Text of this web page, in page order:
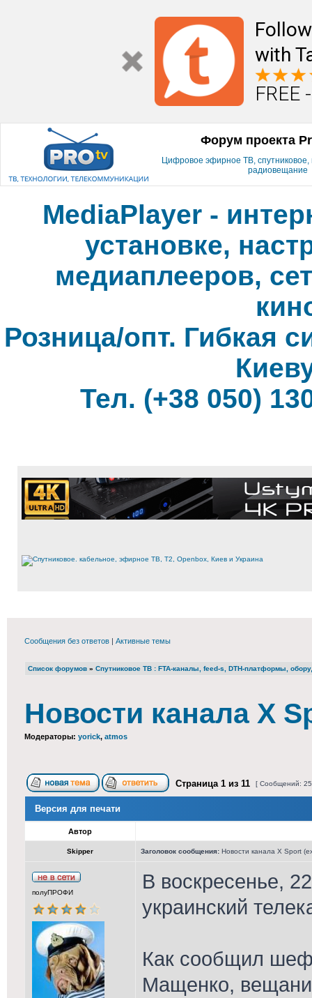
with
FREE
Форум проекта
Цифровое эфирное ТВ, спутниковое,
радиовещание
MediaPlayer -
установке,
медиаплееров,
Розница/опт. Гибкая
Тел. (+38 050)
Сообщения без ответов | Активные темы
Список форумов » Cпутниковое ТВ : FTA-каналы, feed-s, DTH-платформы,
Новости канала X
Модераторы: yorick, atmos
Страница 1 из 11 [ Сообщений:
Версия для печати
Автор
Skipper Заголовок сообщения: Новости канала X Sport
полуПРОФИ
В воскресенье,
украинский
Как сообщил
Мащенко,